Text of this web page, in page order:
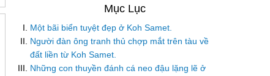
Một bãi biển tuyệt đẹp ở Koh Samet.
Người đàn ông tranh thủ chợp mắt trên tàu về
đất liền từ Koh Samet.
Những con thuyền đánh cá neo đậu lặng lẽ ở